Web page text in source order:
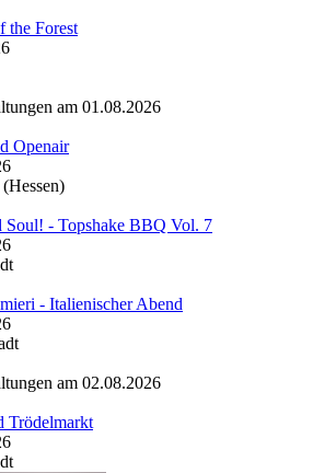
the Forest
am 01.08.2026
Openair
Soul! - Topshake BBQ Vol. 7
- Italienischer Abend
am 02.08.2026
Trödelmarkt